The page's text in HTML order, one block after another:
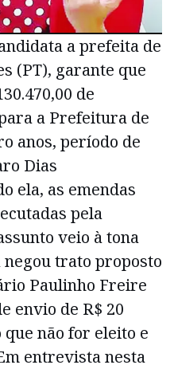
a prefeita de
(PT), garante que
de
a Prefeitura de
anos, período de
Dias
ela, as emendas
pela
veio à tona
negou trato proposto
Paulinho Freire
envio de R$ 20
não for eleito e
entrevista nesta